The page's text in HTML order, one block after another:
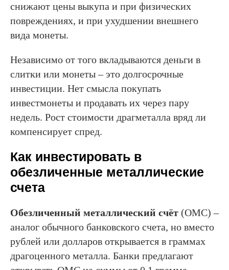
снижают цены выкупа и при физических
повреждениях, и при ухудшении внешнего
вида монеты.
Независимо от того вкладываются деньги в
слитки или монеты – это долгосрочные
инвестиции. Нет смысла покупать
инвестмонеты и продавать их через пару
недель. Рост стоимости драгметалла вряд ли
компенсирует спред.
Как инвестировать в
обезличенные металлические
счета
Обезличенный металлический счёт (ОМС) –
аналог обычного банковского счета, но вместо
рублей или долларов открывается в граммах
драгоценного металла. Банки предлагают